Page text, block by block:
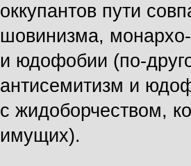
оккупантов пути
шовинизма,
и юдофобии (по-
антисемитизм и
с жидоборчеством,
имущих).